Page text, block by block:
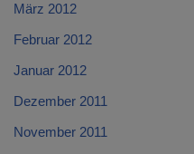
März 2012
Februar 2012
Januar 2012
Dezember 2011
November 2011